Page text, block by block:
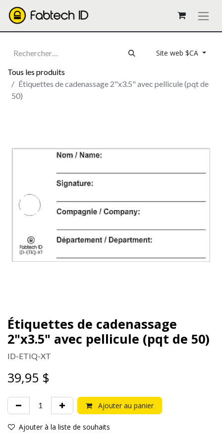
Site web $CA
Tous les produits
Étiquettes de cadenassage 2"x3.5" avec pellicule (pqt de
50)
Étiquettes de cadenassage
2"x3.5" avec pellicule (pqt de 50)
ID-ETIQ-XT
39,95 $
Ajouter au panier
Ajouter à la liste de souhaits